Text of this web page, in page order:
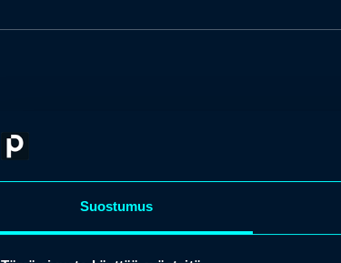
Suostumus